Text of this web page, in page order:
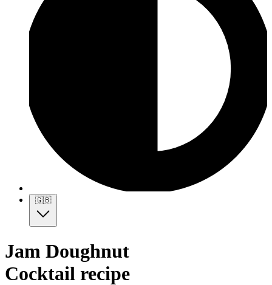
🇬🇧
Jam Doughnut
Cocktail recipe